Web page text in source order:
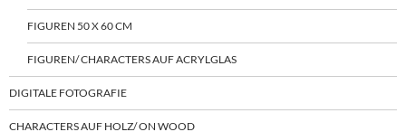
FIGUREN 50 X 60 CM
FIGUREN/ CHARACTERS AUF ACRYLGLAS
DIGITALE FOTOGRAFIE
CHARACTERS AUF HOLZ/ ON WOOD